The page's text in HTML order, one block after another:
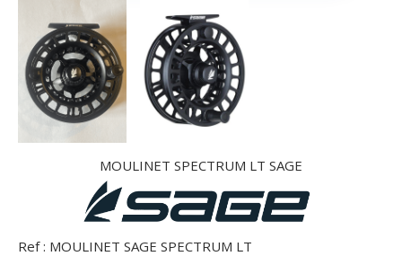
MOULINET SPECTRUM LT SAGE
Ref : MOULINET SAGE SPECTRUM LT